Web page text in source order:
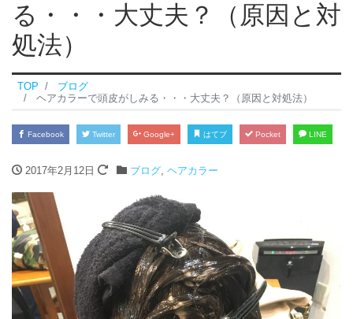
る・・・大丈夫？（原因と対
処法）
TOP
ブログ
ヘアカラーで頭皮がしみる・・・大丈夫？（原因と対処法）
Facebook Twitter Google+ はてブ Pocket LINE
2017年2月12日 ブログ, ヘアカラー